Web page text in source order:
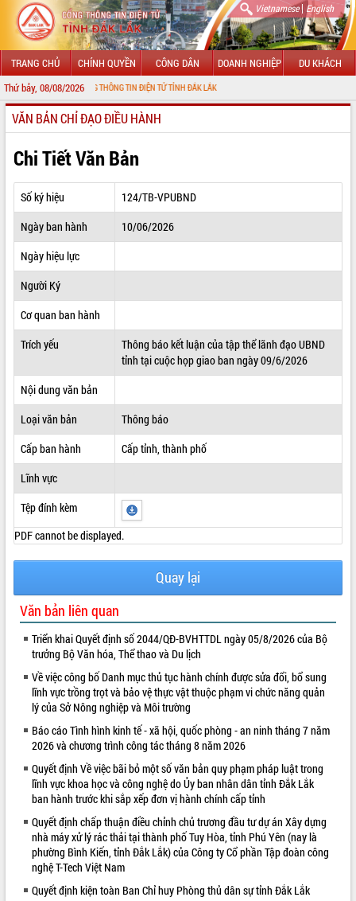
Vietnamese| English
TRANG CHỦ CHÍNH QUYỀN CÔNG DÂN DOANH NGHIỆP DU KHÁCH
Thứ bảy, 08/08/2026
ĐẾN VỚI CỔNG THÔNG TIN ĐIỆN TỬ TỈNH ĐẮK LẮK
GIỚI THIỆU
LÃNH ĐẠO UBND TỈNH
TIN TỨC SỰ KIỆN
SỞ, BAN, NGÀNH
THÔNG TIN CHỈ ĐẠO ĐIỀU HÀNH
HỆ THỐNG VĂN BẢN
VĂN BẢN HĐND TỈNH
ĐIỂM TIN VĂN BẢN
VIDEO
Loading the player...
Khám bệnh, cấp phát thuốc miễn phí
và tặng quà người dân xã Cư Pui
Hội nghị UBND tỉnh Đắk Lắk thường kỳ
tháng 7/2026
Lễ truy tặng danh hiệu “Bà Mẹ Việt
Nam Anh hùng” và trao Huân chương
Lao động
VĂN BẢN CHỈ ĐẠO ĐIỀU HÀNH
Chi Tiết Văn Bản
Số ký hiệu
124/TB-VPUBND
Ngày ban hành
10/06/2026
Ngày hiệu lực
Người Ký
Cơ quan ban hành
Trích yếu
Thông báo kết luận của tập thể lãnh đạo UBND
tỉnh tại cuộc họp giao ban ngày 09/6/2026
Nội dung văn bản
Loại văn bản
Thông báo
Cấp ban hành
Cấp tỉnh, thành phố
Lĩnh vực
Tệp đính kèm
PDF cannot be displayed.
Quay lại
Văn bản liên quan
Triển khai Quyết định số 2044/QĐ-BVHTTDL ngày 05/8/2026 của Bộ
trưởng Bộ Văn hóa, Thể thao và Du lịch
Về việc công bố Danh mục thủ tục hành chính được sửa đổi, bổ sung
lĩnh vực trồng trọt và bảo vệ thực vật thuộc phạm vi chức năng quản
lý của Sở Nông nghiệp và Môi trường
Báo cáo Tình hình kinh tế - xã hội, quốc phòng - an ninh tháng 7 năm
2026 và chương trình công tác tháng 8 năm 2026
Quyết định Về việc bãi bỏ một số văn bản quy phạm pháp luật trong
lĩnh vực khoa học và công nghệ do Ủy ban nhân dân tỉnh Đắk Lắk
ban hành trước khi sắp xếp đơn vị hành chính cấp tỉnh
Quyết định chấp thuận điều chỉnh chủ trương đầu tư dự án Xây dựng
nhà máy xử lý rác thải tại thành phố Tuy Hòa, tỉnh Phú Yên (nay là
phường Bình Kiến, tỉnh Đắk Lắk) của Công ty Cổ phần Tập đoàn công
nghệ T-Tech Việt Nam
Quyết định kiện toàn Ban Chỉ huy Phòng thủ dân sự tỉnh Đắk Lắk